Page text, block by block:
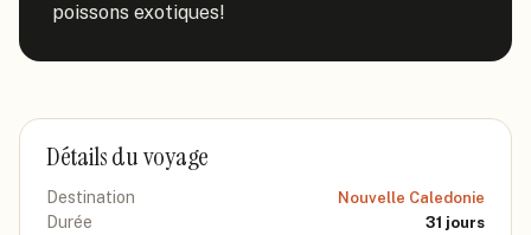
poissons exotiques!
Détails du voyage
Destination Nouvelle Caledonie
Durée 31 jours